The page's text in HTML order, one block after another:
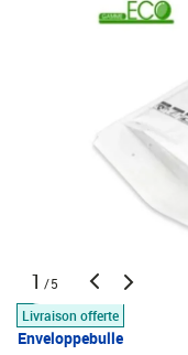
1 /5
Livraison offerte
Enveloppebulle